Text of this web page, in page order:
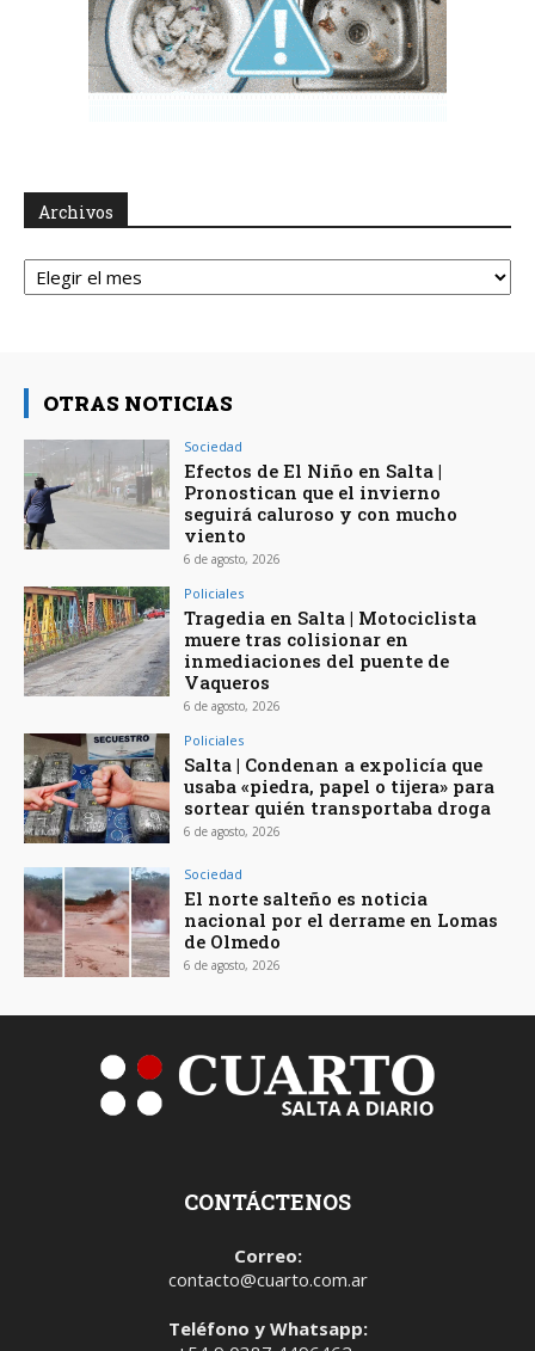
Archivos
Archivos
OTRAS NOTICIAS
Sociedad
Efectos de El Niño en Salta |
Pronostican que el invierno
seguirá caluroso y con mucho
viento
6 de agosto, 2026
Policiales
Tragedia en Salta | Motociclista
muere tras colisionar en
inmediaciones del puente de
Vaqueros
6 de agosto, 2026
Policiales
Salta | Condenan a expolicía que
usaba «piedra, papel o tijera» para
sortear quién transportaba droga
6 de agosto, 2026
Sociedad
El norte salteño es noticia
nacional por el derrame en Lomas
de Olmedo
6 de agosto, 2026
CONTÁCTENOS
Correo:
contacto@cuarto.com.ar
Teléfono y Whatsapp: